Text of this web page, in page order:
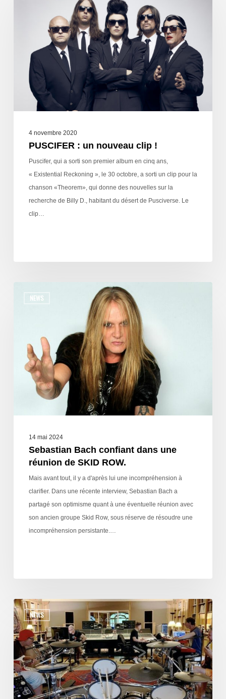
4 novembre 2020
PUSCIFER : un nouveau clip !
Puscifer, qui a sorti son premier album en cinq ans,
« Existential Reckoning », le 30 octobre, a sorti un clip pour la
chanson «Theorem», qui donne des nouvelles sur la
recherche de Billy D., habitant du désert de Pusciverse. Le
clip…
NEWS
14 mai 2024
Sebastian Bach confiant dans une
réunion de SKID ROW.
Mais avant tout, il y a d'après lui une incompréhension à
clarifier. Dans une récente interview, Sebastian Bach a
partagé son optimisme quant à une éventuelle réunion avec
son ancien groupe Skid Row, sous réserve de résoudre une
incompréhension persistante.…
NEWS